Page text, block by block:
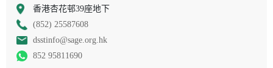
香港杏花邨39座地下
(852) 25587608
dsstinfo@sage.org.hk
852 95811690